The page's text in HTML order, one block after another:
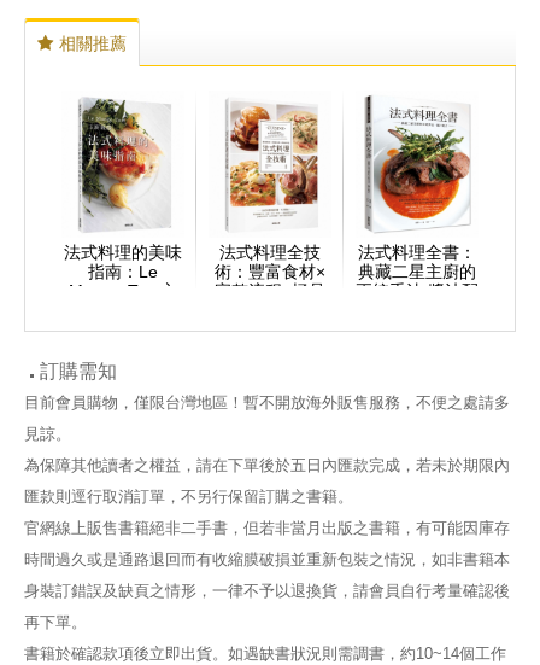
相關推薦
法式料理的美味
指南：Le
Mange-Tout主
法式料理全技
術：豐富食材×
完整流程×極品
法式料理全書：
典藏二星主廚的
正統手法‧醬汁配
訂購需知
目前會員購物，僅限台灣地區！暫不開放海外販售服務，不便之處請多
見諒。
為保障其他讀者之權益，請在下單後於五日內匯款完成，若未於期限內
匯款則逕行取消訂單，不另行保留訂購之書籍。
官網線上販售書籍絕非二手書，但若非當月出版之書籍，有可能因庫存
時間過久或是通路退回而有收縮膜破損並重新包裝之情況，如非書籍本
身裝訂錯誤及缺頁之情形，一律不予以退換貨，請會員自行考量確認後
再下單。
書籍於確認款項後立即出貨。如遇缺書狀況則需調書，約10~14個工作